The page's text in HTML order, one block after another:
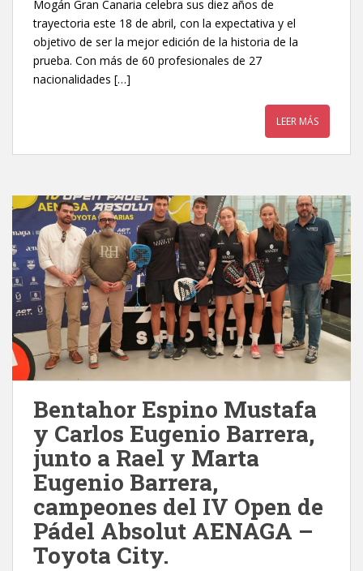
Mogán Gran Canaria celebra sus diez años de
trayectoria este 18 de abril, con la expectativa y el
objetivo de ser la mejor edición de la historia de la
prueba. Con más de 60 profesionales de 27
nacionalidades […]
LEER MÁS
Bentahor Espino Mustafa
y Carlos Eugenio Barrera,
junto a Rael y Marta
Eugenio Barrera,
campeones del IV Open de
Pádel Absolut AENAGA –
Toyota City.